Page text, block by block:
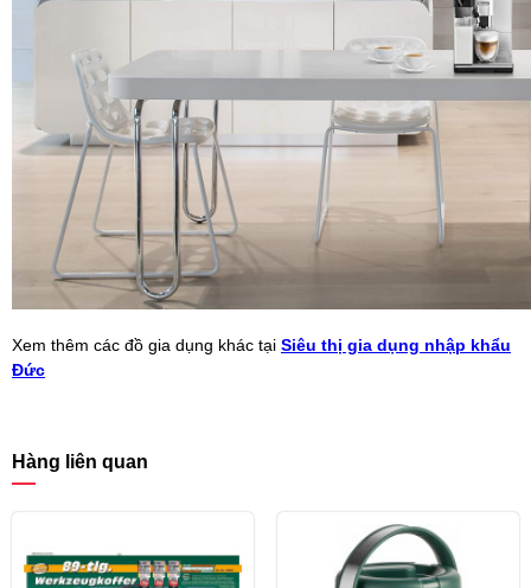
Xem thêm các đồ gia dụng khác tại Siêu thị gia dụng nhập khẩu
Đức
Hàng liên quan